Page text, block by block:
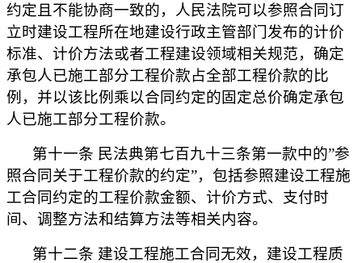
约定且不能协商一致的，人民法院可以参照合同订
立时建设工程所在地建设行政主管部门发布的计价
标准、计价方法或者工程建设领域相关规范，确定
承包人已施工部分工程价款占全部工程价款的比
例，并以该比例乘以合同约定的固定总价确定承包
人已施工部分工程价款。
第十一条 民法典第七百九十三条第一款中的”参
照合同关于工程价款的约定”，包括参照建设工程施
工合同约定的工程价款金额、计价方式、支付时
间、调整方法和结算方法等相关内容。
第十二条 建设工程施工合同无效，建设工程质